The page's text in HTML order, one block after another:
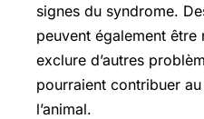
signes du syndrome.
peuvent également être
exclure d’autres
pourraient contribuer
l’animal.